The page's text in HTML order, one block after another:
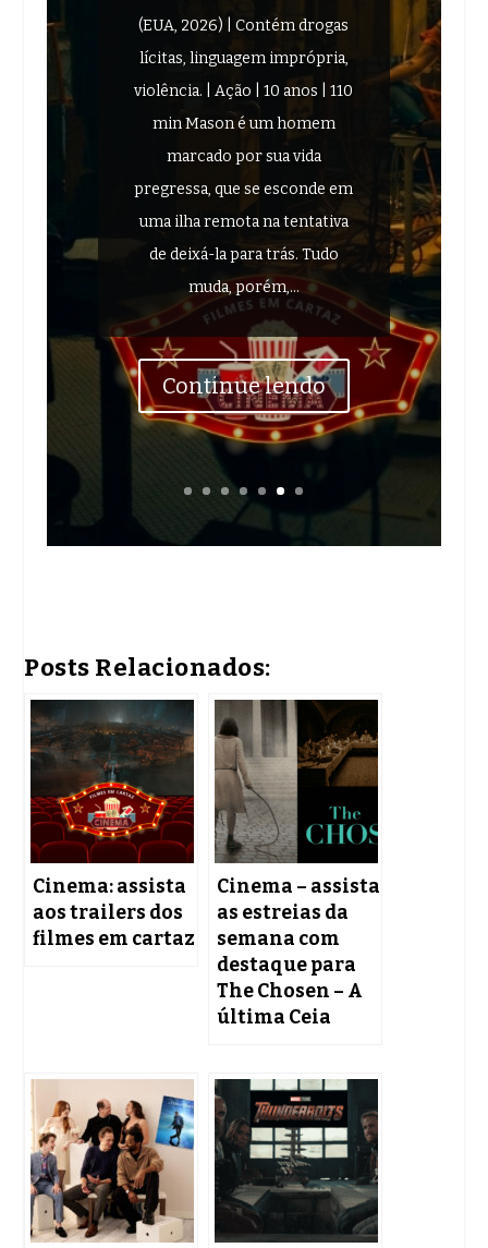
(EUA, 2026) | Contém drogas
lícitas, linguagem imprópria,
violência. | Ação | 10 anos | 110
min Mason é um homem
marcado por sua vida
pregressa, que se esconde em
uma ilha remota na tentativa
de deixá-la para trás. Tudo
muda, porém,...
Continue lendo
Posts Relacionados:
Cinema: assista
aos trailers dos
filmes em cartaz
Cinema – assista
as estreias da
semana com
destaque para
The Chosen – A
última Ceia